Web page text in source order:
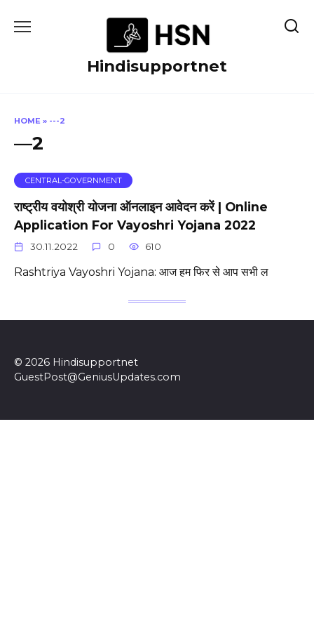
Hindisupportnet
HOME » ---2
—2
CENTRAL-GOVERNMENT
राष्ट्रीय वयोश्री योजना ऑनलाइन आवेदन करें | Online
Application For Vayoshri Yojana 2022
30.11.2022 0 610
Rashtriya Vayoshri Yojana: आज हम फिर से आप सभी ल
© 2026 Hindisupportnet
GuestPost@GeniusUpdates.com